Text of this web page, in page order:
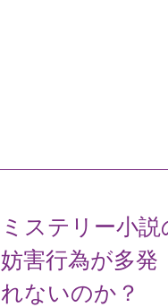
ミステリー小
妨害行為が多
れないのか？